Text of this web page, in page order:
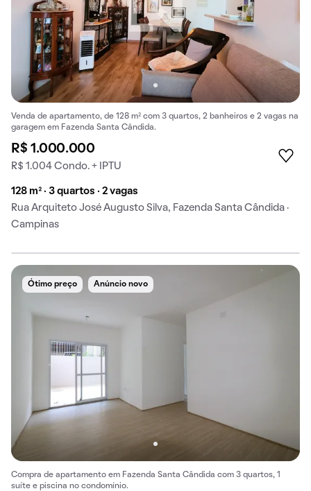
Venda de apartamento, de 128 m² com 3 quartos, 2 banheiros e 2 vagas na
garagem em Fazenda Santa Cândida.
R$ 1.000.000
R$ 1.004 Condo. + IPTU
128 m² · 3 quartos · 2 vagas
Rua Arquiteto José Augusto Silva, Fazenda Santa Cândida ·
Campinas
Ótimo preço Anúncio novo
Compra de apartamento em Fazenda Santa Cândida com 3 quartos, 1
suíte e piscina no condomínio.